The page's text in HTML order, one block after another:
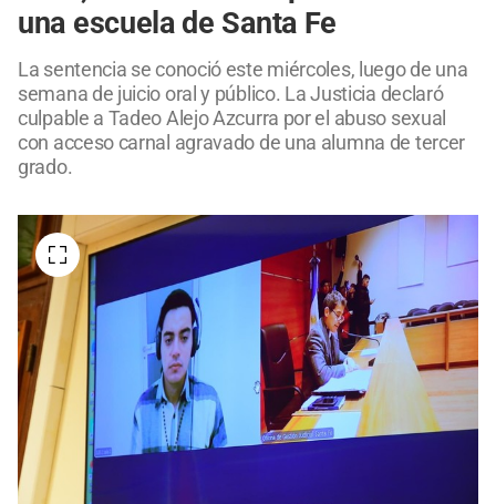
una escuela de Santa Fe
La sentencia se conoció este miércoles, luego de una
semana de juicio oral y público. La Justicia declaró
culpable a Tadeo Alejo Azcurra por el abuso sexual
con acceso carnal agravado de una alumna de tercer
grado.